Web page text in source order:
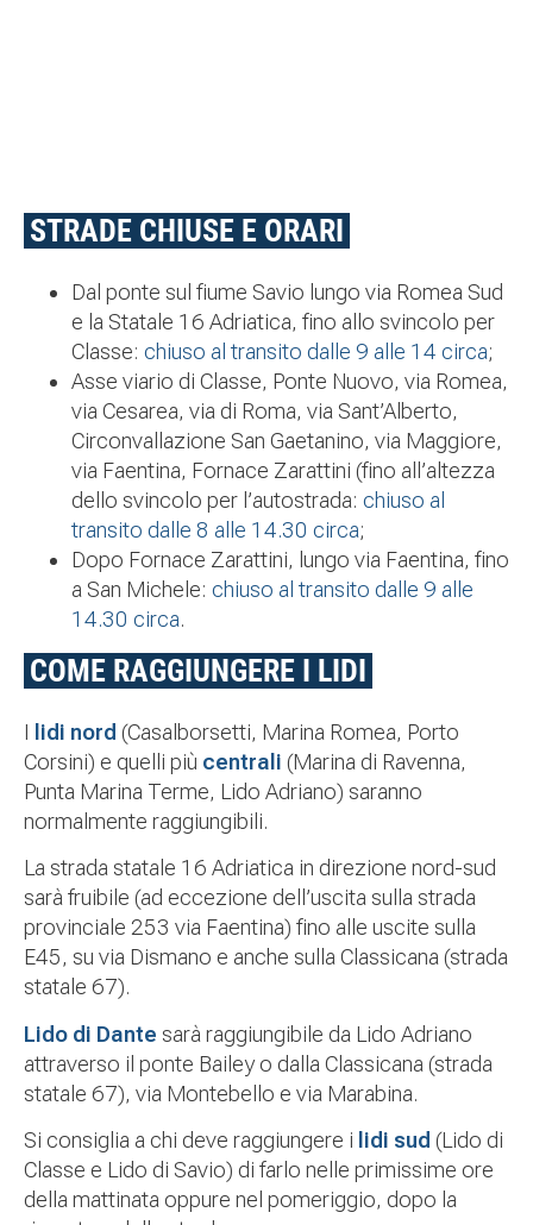
STRADE CHIUSE E ORARI
Dal ponte sul fiume Savio lungo via Romea Sud
e la Statale 16 Adriatica, fino allo svincolo per
Classe: chiuso al transito dalle 9 alle 14 circa;
Asse viario di Classe, Ponte Nuovo, via Romea,
via Cesarea, via di Roma, via Sant’Alberto,
Circonvallazione San Gaetanino, via Maggiore,
via Faentina, Fornace Zarattini (fino all’altezza
dello svincolo per l’autostrada: chiuso al
transito dalle 8 alle 14.30 circa;
Dopo Fornace Zarattini, lungo via Faentina, fino
a San Michele: chiuso al transito dalle 9 alle
14.30 circa.
COME RAGGIUNGERE I LIDI
I lidi nord (Casalborsetti, Marina Romea, Porto
Corsini) e quelli più centrali (Marina di Ravenna,
Punta Marina Terme, Lido Adriano) saranno
normalmente raggiungibili.
La strada statale 16 Adriatica in direzione nord-sud
sarà fruibile (ad eccezione dell’uscita sulla strada
provinciale 253 via Faentina) fino alle uscite sulla
E45, su via Dismano e anche sulla Classicana (strada
statale 67).
Lido di Dante sarà raggiungibile da Lido Adriano
attraverso il ponte Bailey o dalla Classicana (strada
statale 67), via Montebello e via Marabina.
Si consiglia a chi deve raggiungere i lidi sud (Lido di
Classe e Lido di Savio) di farlo nelle primissime ore
della mattinata oppure nel pomeriggio, dopo la